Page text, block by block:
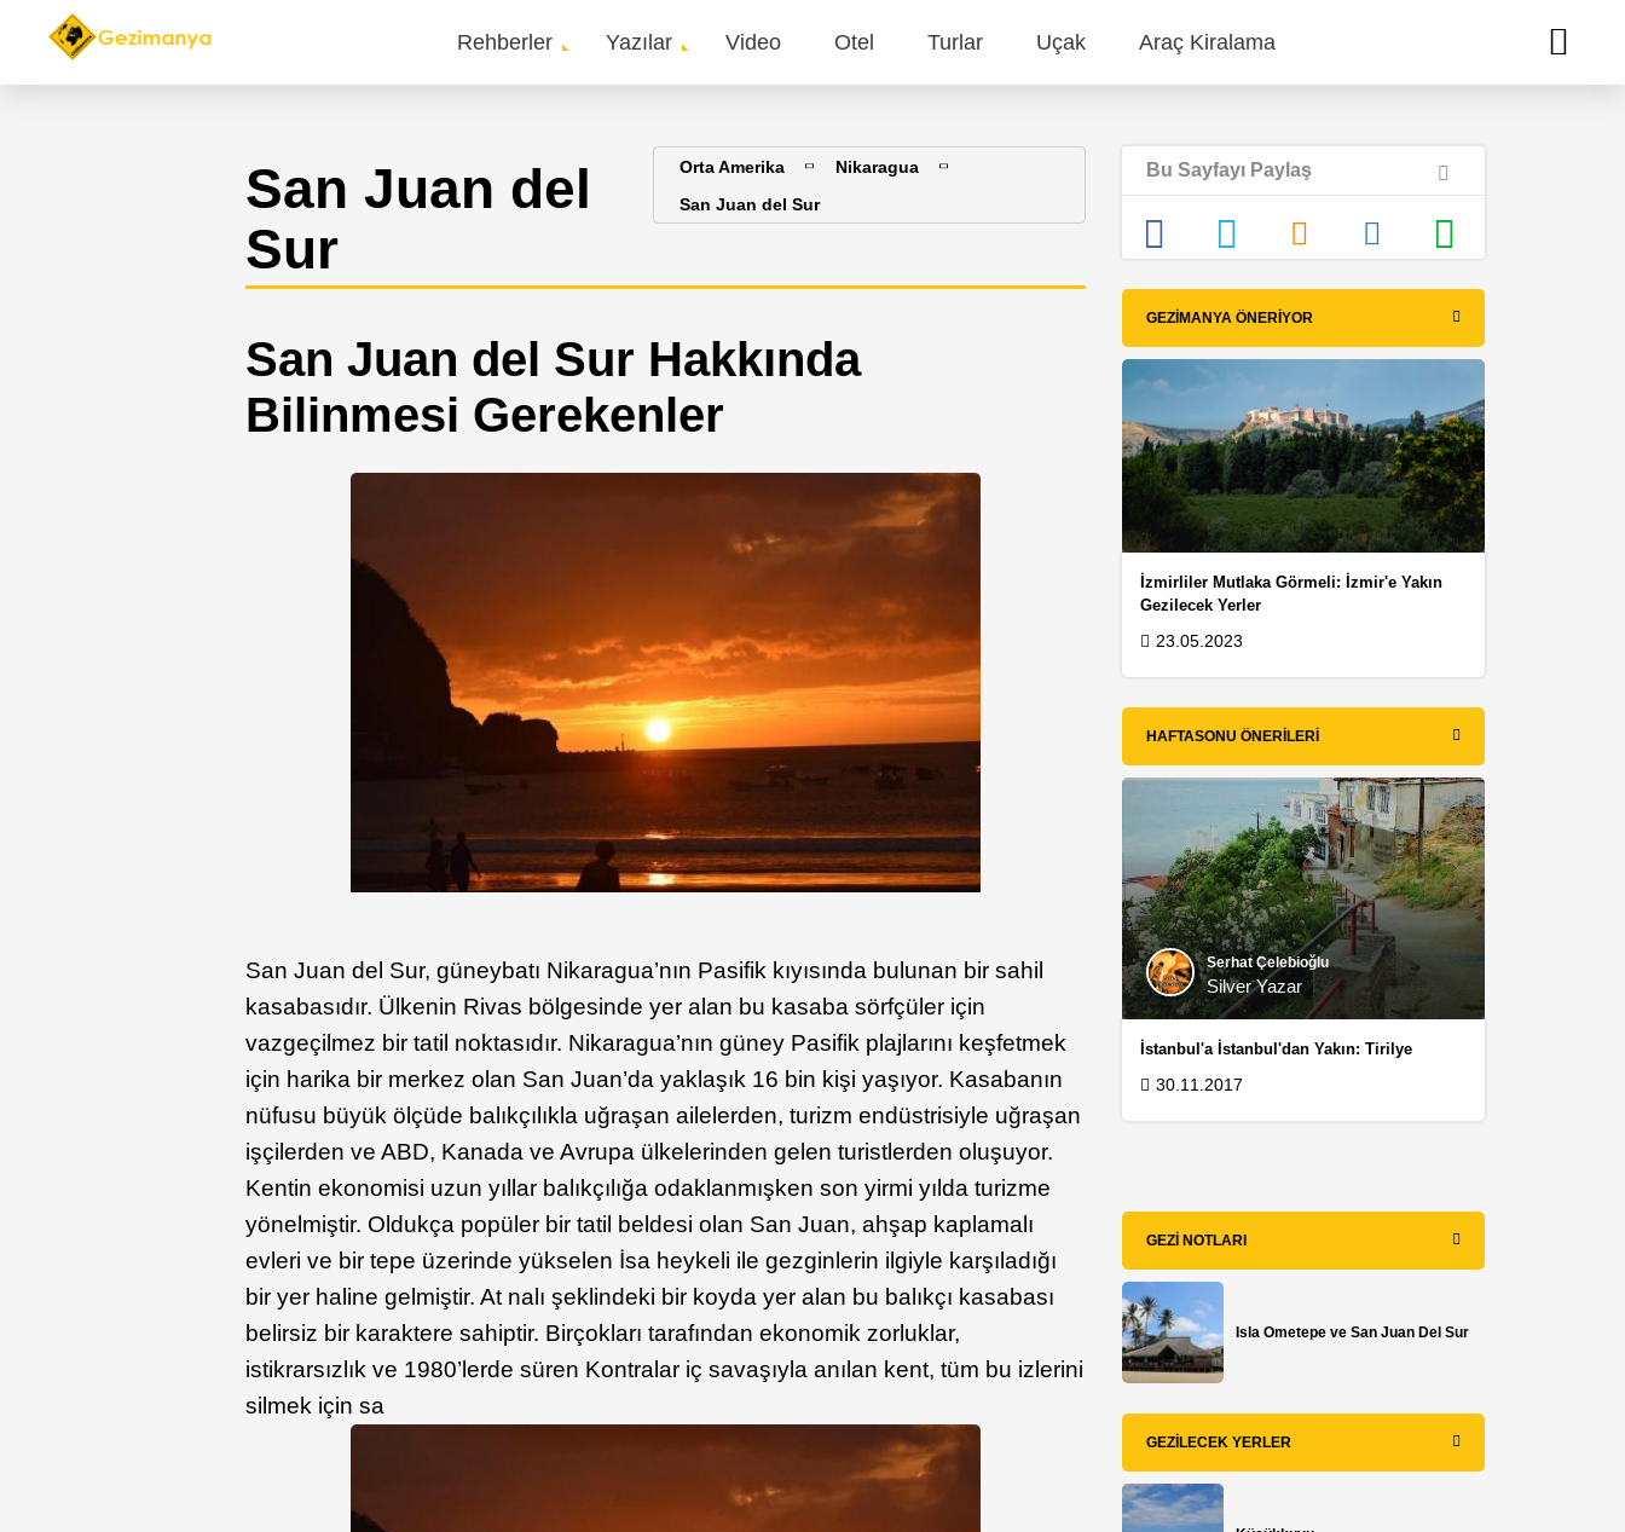
Main
Rehberler Yazılar Video Otel Turlar Uçak Araç Kiralama
San Juan del
Sur
Orta Amerika
Nikaragua
San Juan del Sur
San Juan del Sur Hakkında
Bilinmesi Gerekenler
San Juan del Sur, güneybatı Nikaragua’nın Pasifik kıyısında bulunan bir sahil
kasabasıdır. Ülkenin Rivas bölgesinde yer alan bu kasaba sörfçüler için
vazgeçilmez bir tatil noktasıdır. Nikaragua’nın güney Pasifik plajlarını keşfetmek
için harika bir merkez olan San Juan’da yaklaşık 16 bin kişi yaşıyor. Kasabanın
nüfusu büyük ölçüde balıkçılıkla uğraşan ailelerden, turizm endüstrisiyle uğraşan
işçilerden ve ABD, Kanada ve Avrupa ülkelerinden gelen turistlerden oluşuyor.
Kentin ekonomisi uzun yıllar balıkçılığa odaklanmışken son yirmi yılda turizme
yönelmiştir. Oldukça popüler bir tatil beldesi olan San Juan, ahşap kaplamalı
evleri ve bir tepe üzerinde yükselen İsa heykeli ile gezginlerin ilgiyle karşıladığı
bir yer haline gelmiştir. At nalı şeklindeki bir koyda yer alan bu balıkçı kasabası
belirsiz bir karaktere sahiptir. Birçokları tarafından ekonomik zorluklar,
istikrarsızlık ve 1980’lerde süren Kontralar iç savaşıyla anılan kent, tüm bu izlerini
silmek için sa
Bu Sayfayı Paylaş
GEZIMANYA ÖNERIYOR
İzmirliler Mutlaka Görmeli: İzmir'e Yakın
Gezilecek Yerler
23.05.2023
HAFTASONU ÖNERILERI
Serhat Çelebioğlu
Silver Yazar
İstanbul'a İstanbul'dan Yakın: Tirilye
30.11.2017
GEZI NOTLARI
Isla Ometepe ve San Juan Del Sur
GEZILECEK YERLER